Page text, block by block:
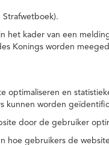
het kader van een
Konings worden
optimaliseren en
kunnen worden
door de gebruiker
hoe gebruikers de